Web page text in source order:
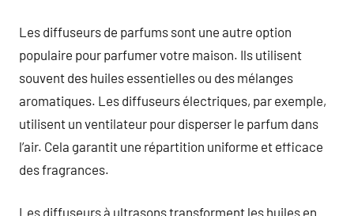
Les diffuseurs de parfums sont une autre option
populaire pour parfumer votre maison. Ils utilisent
souvent des huiles essentielles ou des mélanges
aromatiques. Les diffuseurs électriques, par exemple,
utilisent un ventilateur pour disperser le parfum dans
l’air. Cela garantit une répartition uniforme et efficace
des fragrances.
Les diffuseurs à ultrasons transforment les huiles en